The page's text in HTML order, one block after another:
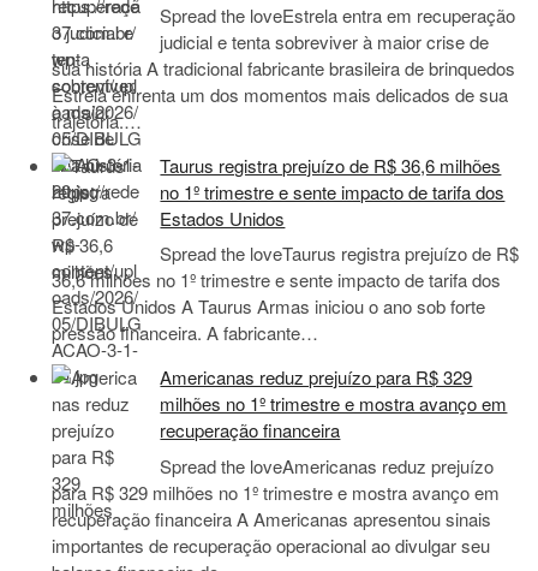
Spread the loveEstrela entra em recuperação
judicial e tenta sobreviver à maior crise de
sua história A tradicional fabricante brasileira de brinquedos
Estrela enfrenta um dos momentos mais delicados de sua
trajetória.…
Taurus registra prejuízo de R$ 36,6 milhões
no 1º trimestre e sente impacto de tarifa dos
Estados Unidos
Spread the loveTaurus registra prejuízo de R$
36,6 milhões no 1º trimestre e sente impacto de tarifa dos
Estados Unidos A Taurus Armas iniciou o ano sob forte
pressão financeira. A fabricante…
Americanas reduz prejuízo para R$ 329
milhões no 1º trimestre e mostra avanço em
recuperação financeira
Spread the loveAmericanas reduz prejuízo
para R$ 329 milhões no 1º trimestre e mostra avanço em
recuperação financeira A Americanas apresentou sinais
importantes de recuperação operacional ao divulgar seu